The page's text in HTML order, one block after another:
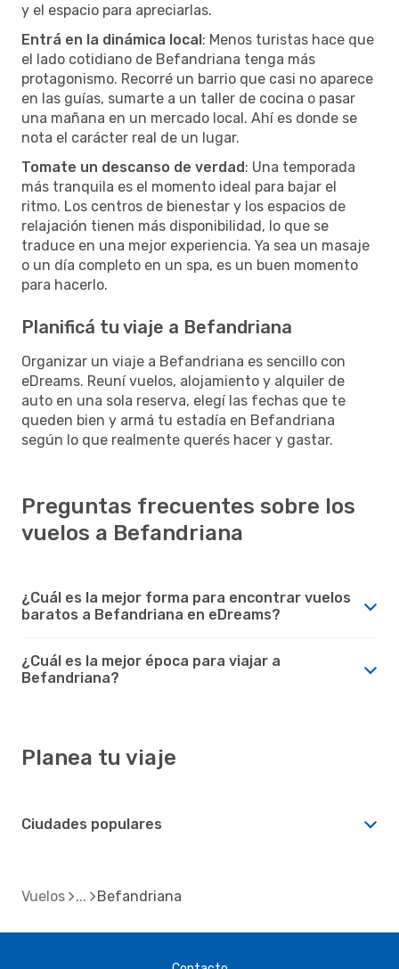
y el espacio para apreciarlas.
Entrá en la dinámica local: Menos turistas hace que
el lado cotidiano de Befandriana tenga más
protagonismo. Recorré un barrio que casi no aparece
en las guías, sumarte a un taller de cocina o pasar
una mañana en un mercado local. Ahí es donde se
nota el carácter real de un lugar.
Tomate un descanso de verdad: Una temporada
más tranquila es el momento ideal para bajar el
ritmo. Los centros de bienestar y los espacios de
relajación tienen más disponibilidad, lo que se
traduce en una mejor experiencia. Ya sea un masaje
o un día completo en un spa, es un buen momento
para hacerlo.
Planificá tu viaje a Befandriana
Organizar un viaje a Befandriana es sencillo con
eDreams. Reuní vuelos, alojamiento y alquiler de
auto en una sola reserva, elegí las fechas que te
queden bien y armá tu estadía en Befandriana
según lo que realmente querés hacer y gastar.
Preguntas frecuentes sobre los
vuelos a Befandriana
¿Cuál es la mejor forma para encontrar vuelos
baratos a Befandriana en eDreams?
¿Cuál es la mejor época para viajar a
Befandriana?
Planea tu viaje
Ciudades populares
Vuelos Befandriana